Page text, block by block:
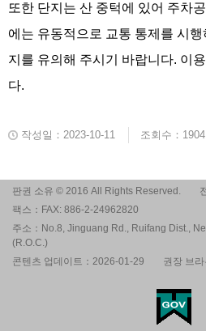
또한 단지는 산 중턱에 있어 주차
에는 유동적으로 교통 통제를 시
지를 유의해 주시기 바랍니다. 이
다.
작성일：2023-10-11 조회수：1904
판권 소유 © 2016 All Rights Reserved.
팩스：FAX: 886-2-24962820
주소：No.8, Jinguang Rd., Ruifang Dist.,
(R.O.C.)
콘텐츠 업데이트：2026-01-29
권장 브